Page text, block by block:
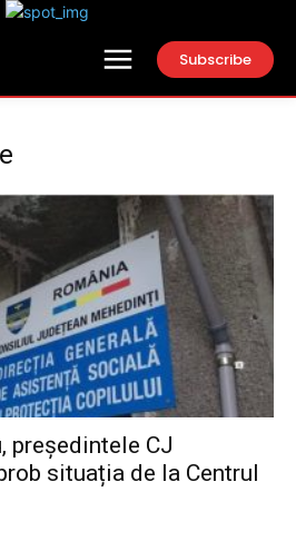
Subscribe
președintele CJ
situația de la Centrul